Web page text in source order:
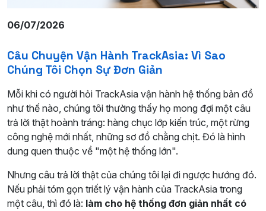
06/07/2026
Câu Chuyện Vận Hành TrackAsia: Vì Sao
Chúng Tôi Chọn Sự Đơn Giản
Mỗi khi có người hỏi TrackAsia vận hành hệ thống bản đồ
như thế nào, chúng tôi thường thấy họ mong đợi một câu
trả lời thật hoành tráng: hàng chục lớp kiến trúc, một rừng
công nghệ mới nhất, những sơ đồ chằng chịt. Đó là hình
dung quen thuộc về "một hệ thống lớn".
Nhưng câu trả lời thật của chúng tôi lại đi ngược hướng đó.
Nếu phải tóm gọn triết lý vận hành của TrackAsia trong
một câu, thì đó là: làm cho hệ thống đơn giản nhất có